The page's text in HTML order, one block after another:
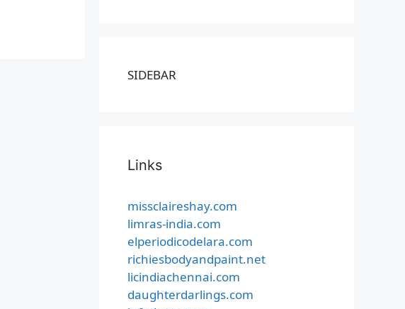
SIDEBAR
Links
missclaireshay.com
limras-india.com
elperiodicodelara.com
richiesbodyandpaint.net
licindiachennai.com
daughterdarlings.com